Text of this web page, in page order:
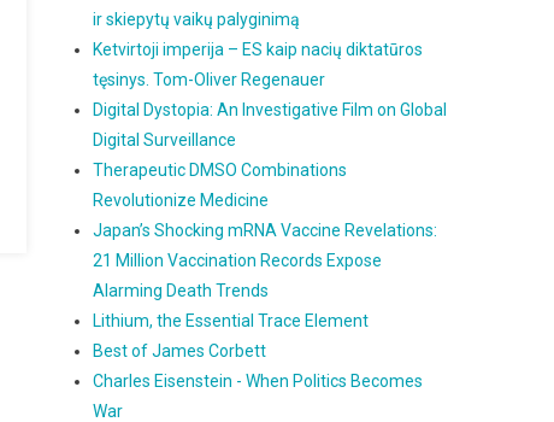
ir skiepytų vaikų palyginimą
Ketvirtoji imperija – ES kaip nacių diktatūros
tęsinys. Tom-Oliver Regenauer
Digital Dystopia: An Investigative Film on Global
Digital Surveillance
Therapeutic DMSO Combinations
Revolutionize Medicine
Japan’s Shocking mRNA Vaccine Revelations:
21 Million Vaccination Records Expose
Alarming Death Trends
Lithium, the Essential Trace Element
Best of James Corbett
Charles Eisenstein - When Politics Becomes
War